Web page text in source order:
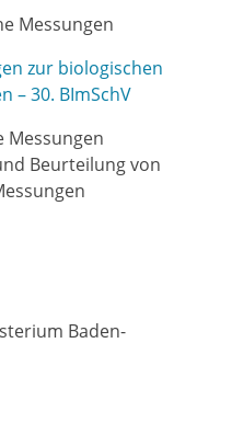
Messungen
zur biologischen
– 30. BImSchV
Messungen
Beurteilung von
Baden-